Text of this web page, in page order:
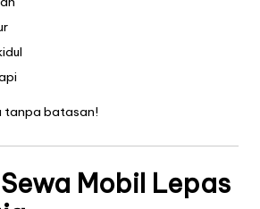
tanpa batasan!
Mobil Lepas